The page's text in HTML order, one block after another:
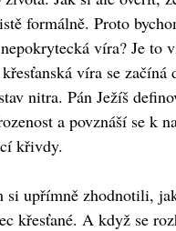
formálně. Proto
víra? Je to
víra se
nitra. Pán Ježíš
a povznáší se k
křivdy.
si upřímně zhodnotili,
křesťané. A když se